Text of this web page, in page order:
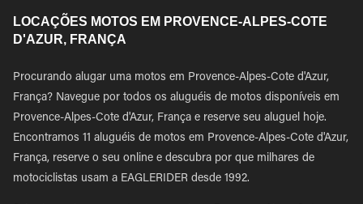
LOCAÇÕES MOTOS EM PROVENCE-ALPES-COTE
D'AZUR, FRANÇA
Procurando alugar uma motos em Provence-Alpes-Cote d'Azur,
França? Navegue por todos os aluguéis de motos disponíveis em
Provence-Alpes-Cote d'Azur, França e reserve seu aluguel hoje.
Encontramos 11 aluguéis de motos em Provence-Alpes-Cote d'Azur,
França, reserve o seu online e descubra por que milhares de
motociclistas usam a EAGLERIDER desde 1992.